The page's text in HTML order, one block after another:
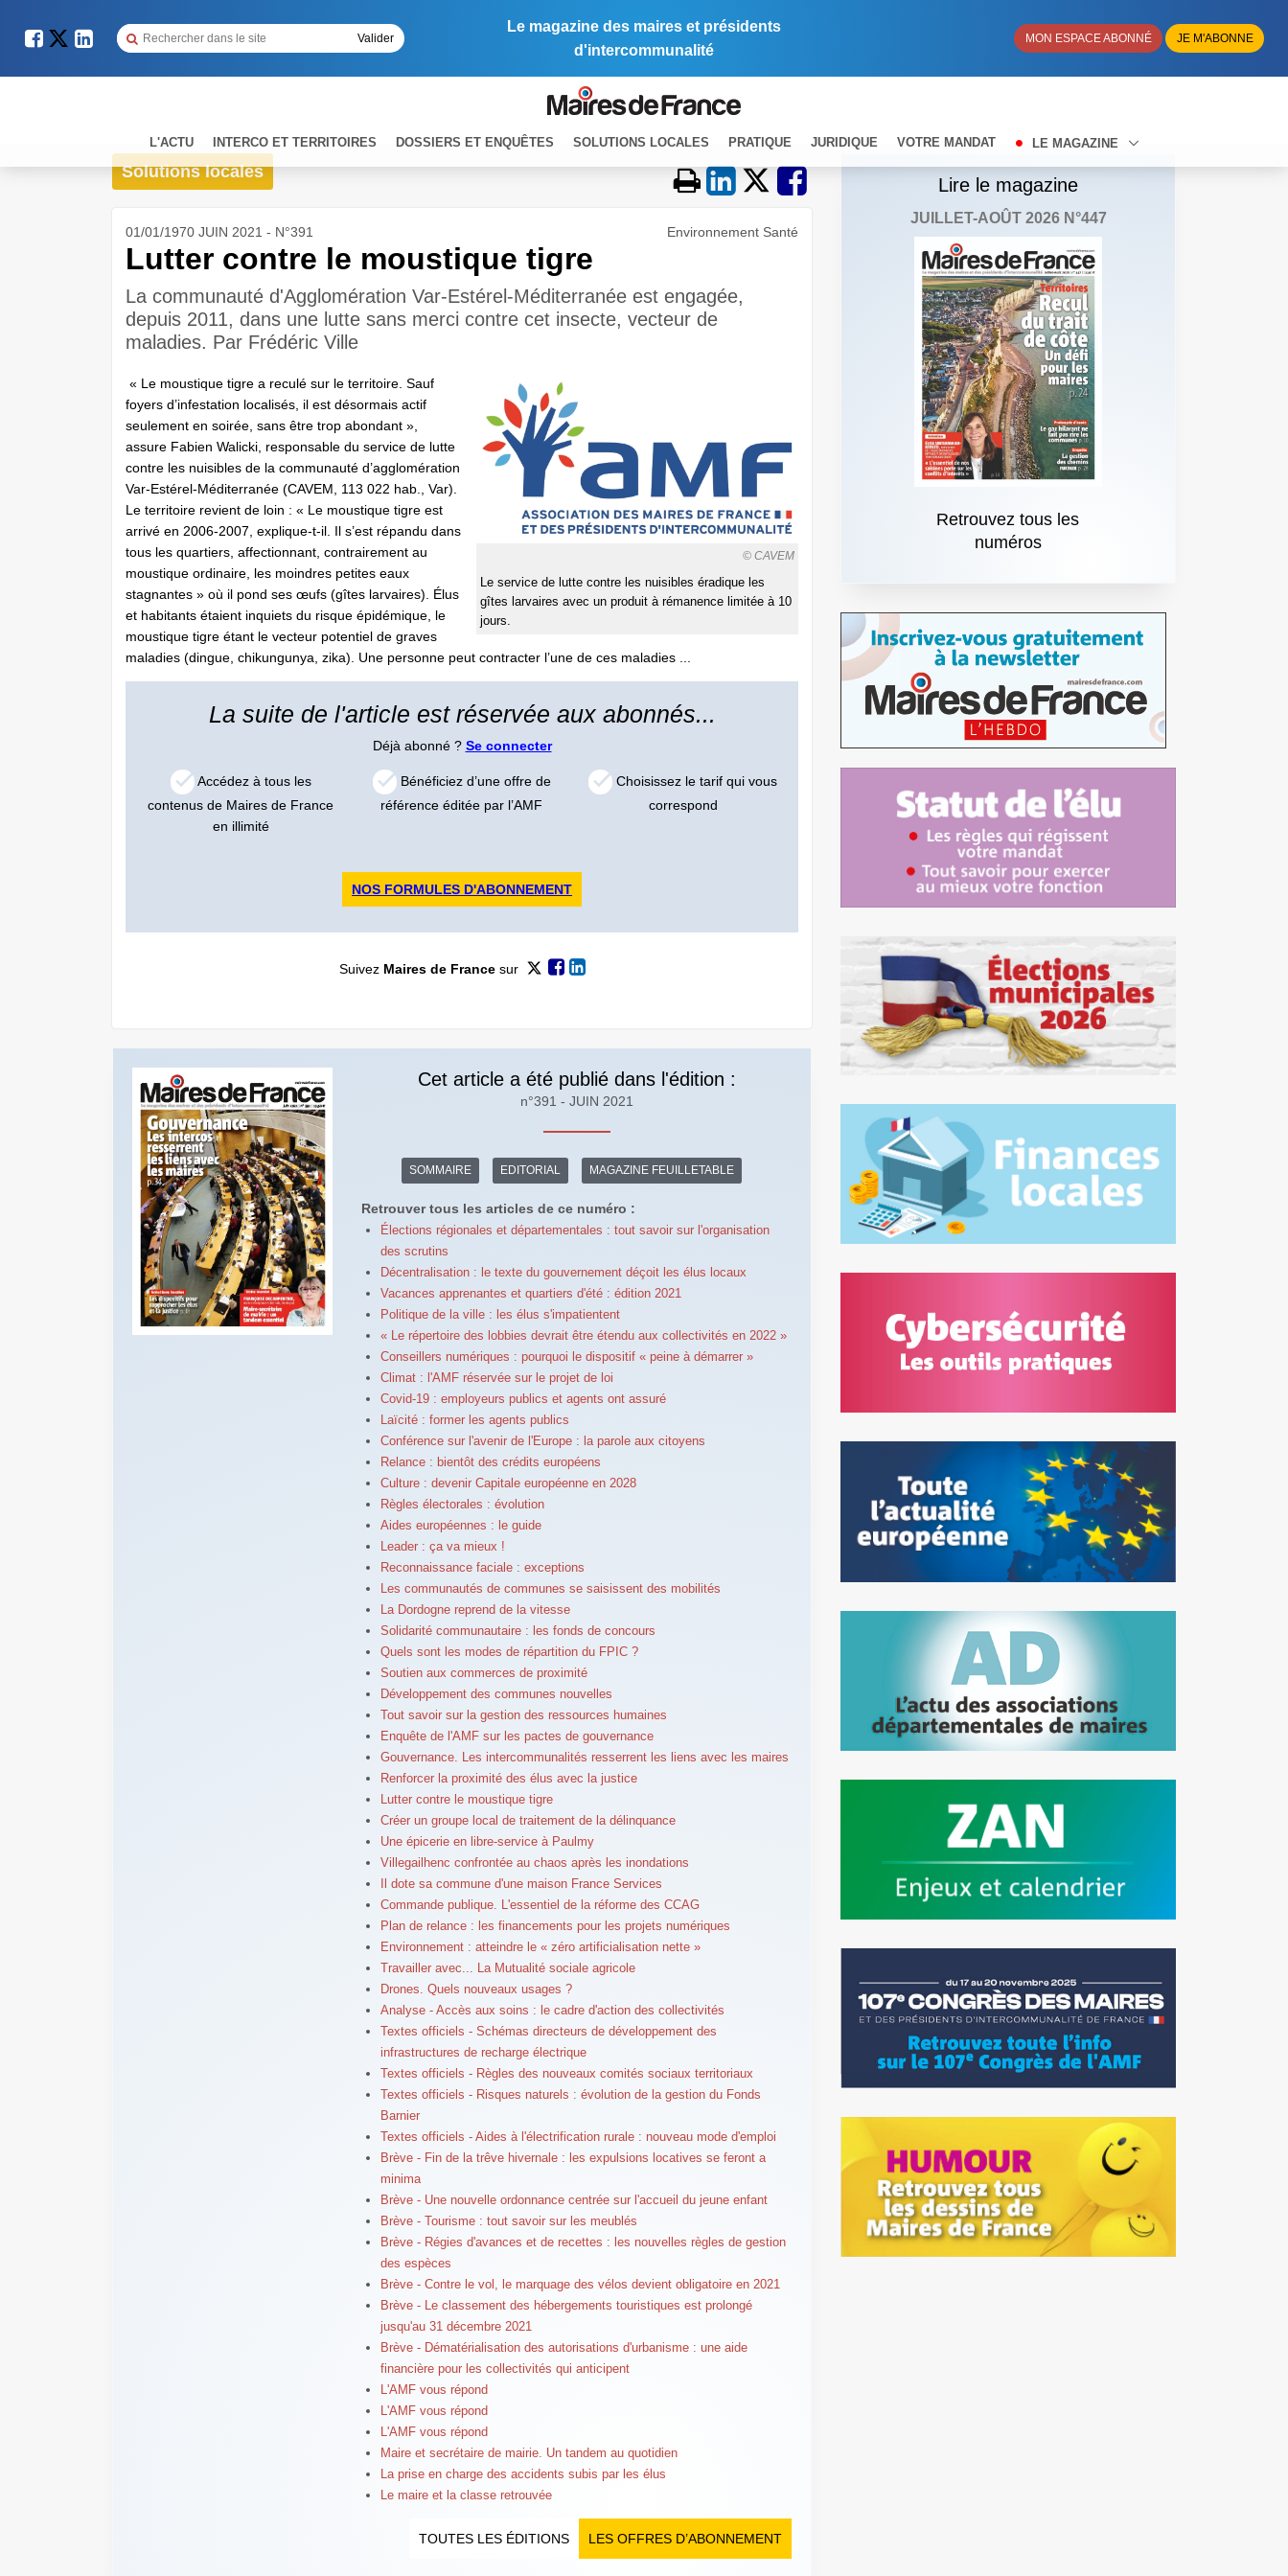
Le magazine des maires et présidents
d'intercommunalité
MON ESPACE ABONNÉ JE M'ABONNE
L'ACTU INTERCO ET TERRITOIRES DOSSIERS ET ENQUÊTES SOLUTIONS LOCALES PRATIQUE JURIDIQUE VOTRE MANDAT LE MAGAZINE
Solutions locales
01/01/1970 JUIN 2021 - N°391 Environnement Santé
Lutter contre le moustique tigre
La communauté d'Agglomération Var-Estérel-Méditerranée est engagée,
depuis 2011, dans une lutte sans merci contre cet insecte, vecteur de
maladies. Par Frédéric Ville
© CAVEM
Le service de lutte contre les nuisibles éradique les
gîtes larvaires avec un produit à rémanence limitée à 10
jours.
« Le moustique tigre a reculé sur le territoire. Sauf
foyers d’infestation localisés, il est désormais actif
seulement en soirée, sans être trop abondant »,
assure Fabien Walicki, responsable du service de lutte
contre les nuisibles de la communauté d’agglomération
Var-Estérel-Méditerranée (CAVEM, 113 022 hab., Var).
Le territoire revient de loin : « Le moustique tigre est
arrivé en 2006-2007, explique-t-il. Il s’est répandu dans
tous les quartiers, affectionnant, contrairement au
moustique ordinaire, les moindres petites eaux
stagnantes » où il pond ses œufs (gîtes larvaires). Élus
et habitants étaient inquiets du risque épidémique, le
moustique tigre étant le vecteur potentiel de graves
maladies (dingue, chikungunya, zika). Une personne peut contracter l’une de ces maladies ...
La suite de l'article est réservée aux abonnés...
Déjà abonné ? Se connecter
Accédez à tous les
contenus de Maires de France
en illimité
Bénéficiez d’une offre de
référence éditée par l’AMF
Choisissez le tarif qui vous
correspond
NOS FORMULES D'ABONNEMENT
Suivez Maires de Francesur
Cet article a été publié dans l'édition :
n°391 - JUIN 2021
SOMMAIRE EDITORIAL MAGAZINE FEUILLETABLE
Retrouver tous les articles de ce numéro :
Élections régionales et départementales : tout savoir sur l'organisation
des scrutins
Décentralisation : le texte du gouvernement déçoit les élus locaux
Vacances apprenantes et quartiers d'été : édition 2021
Politique de la ville : les élus s'impatientent
« Le répertoire des lobbies devrait être étendu aux collectivités en 2022 »
Conseillers numériques : pourquoi le dispositif « peine à démarrer »
Climat : l'AMF réservée sur le projet de loi
Covid-19 : employeurs publics et agents ont assuré
Laïcité : former les agents publics
Conférence sur l'avenir de l'Europe : la parole aux citoyens
Relance : bientôt des crédits européens
Culture : devenir Capitale européenne en 2028
Règles électorales : évolution
Aides européennes : le guide
Leader : ça va mieux !
Reconnaissance faciale : exceptions
Les communautés de communes se saisissent des mobilités
La Dordogne reprend de la vitesse
Solidarité communautaire : les fonds de concours
Quels sont les modes de répartition du FPIC ?
Soutien aux commerces de proximité
Développement des communes nouvelles
Tout savoir sur la gestion des ressources humaines
Enquête de l'AMF sur les pactes de gouvernance
Gouvernance. Les intercommunalités resserrent les liens avec les maires
Renforcer la proximité des élus avec la justice
Lutter contre le moustique tigre
Créer un groupe local de traitement de la délinquance
Une épicerie en libre-service à Paulmy
Villegailhenc confrontée au chaos après les inondations
Il dote sa commune d'une maison France Services
Commande publique. L'essentiel de la réforme des CCAG
Plan de relance : les financements pour les projets numériques
Environnement : atteindre le « zéro artificialisation nette »
Travailler avec... La Mutualité sociale agricole
Drones. Quels nouveaux usages ?
Analyse - Accès aux soins : le cadre d'action des collectivités
Textes officiels - Schémas directeurs de développement des
infrastructures de recharge électrique
Textes officiels - Règles des nouveaux comités sociaux territoriaux
Textes officiels - Risques naturels : évolution de la gestion du Fonds
Barnier
Textes officiels - Aides à l'électrification rurale : nouveau mode d'emploi
Brève - Fin de la trêve hivernale : les expulsions locatives se feront a
minima
Brève - Une nouvelle ordonnance centrée sur l'accueil du jeune enfant
Brève - Tourisme : tout savoir sur les meublés
Brève - Régies d'avances et de recettes : les nouvelles règles de gestion
des espèces
Brève - Contre le vol, le marquage des vélos devient obligatoire en 2021
Brève - Le classement des hébergements touristiques est prolongé
jusqu'au 31 décembre 2021
Brève - Dématérialisation des autorisations d'urbanisme : une aide
financière pour les collectivités qui anticipent
L'AMF vous répond
L'AMF vous répond
L'AMF vous répond
Maire et secrétaire de mairie. Un tandem au quotidien
La prise en charge des accidents subis par les élus
Le maire et la classe retrouvée
LES OFFRES D’ABONNEMENT
TOUTES LES ÉDITIONS
Lire le magazine
JUILLET-AOÛT 2026 N°447
Retrouvez tous les
numéros